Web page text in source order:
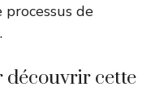
de
découvrir cette